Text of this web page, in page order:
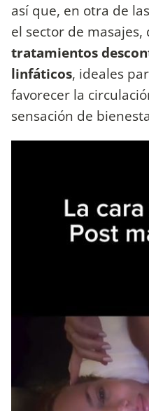
así que, en otra de
el sector de masajes,
tratamientos
linfáticos, ideales
favorecer la
sensación de